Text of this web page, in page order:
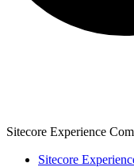
Sitecore Experience
Sitecore